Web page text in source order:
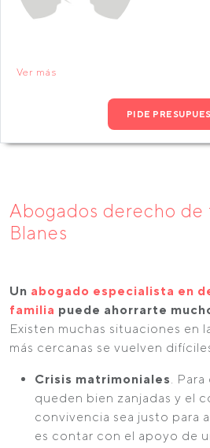
Ver más
PIDE
Abogados derecho de
Blanes
Un abogado especialista en
familia puede ahorrarte
Existen muchas situaciones en
más cercanas se vuelven
Crisis matrimoniales. Para
queden bien zanjadas y el
convivencia sea justo para
es contar con el apoyo de